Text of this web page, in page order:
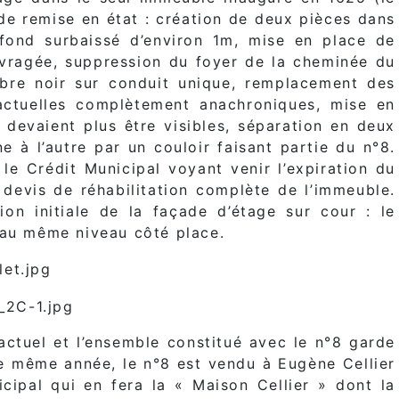
remise en état : création de deux pièces dans
surbaissé d’environ 1m, mise en place de
suppression du foyer de la cheminée du
noir sur conduit unique, remplacement des
complètement anachroniques, mise en
plus être visibles, séparation en deux
à l’autre par un couloir faisant partie du n°8.
Crédit Municipal voyant venir l’expiration du
de réhabilitation complète de l’immeuble.
initiale de la façade d’étage sur cour : le
même niveau côté place.
et l’ensemble constitué avec le n°8 garde
année, le n°8 est vendu à Eugène Cellier
qui en fera la « Maison Cellier » dont la